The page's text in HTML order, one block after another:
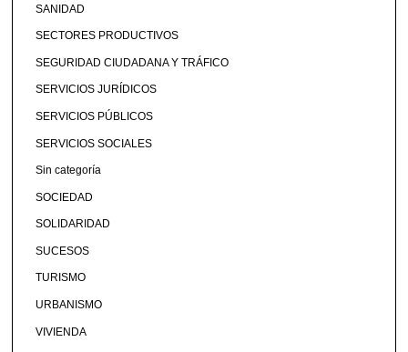
SANIDAD
SECTORES PRODUCTIVOS
SEGURIDAD CIUDADANA Y TRÁFICO
SERVICIOS JURÍDICOS
SERVICIOS PÚBLICOS
SERVICIOS SOCIALES
Sin categoría
SOCIEDAD
SOLIDARIDAD
SUCESOS
TURISMO
URBANISMO
VIVIENDA